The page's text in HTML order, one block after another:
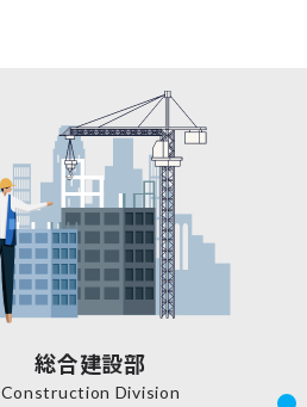
総合建設部
Construction Division